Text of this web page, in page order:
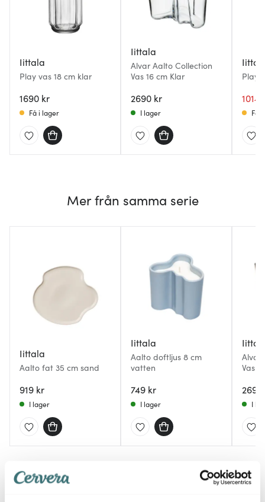
Iittala
Play vas 18 cm klar
1690 kr
Få i lager
Iittala
Alvar Aalto Collection
Vas 16 cm Klar
2690 kr
I lager
Play
1014
Få
Mer från samma serie
Iittala
Aalto fat 35 cm sand
919 kr
I lager
Iittala
Aalto doftljus 8 cm
vatten
749 kr
I lager
Alvar
Vas
I